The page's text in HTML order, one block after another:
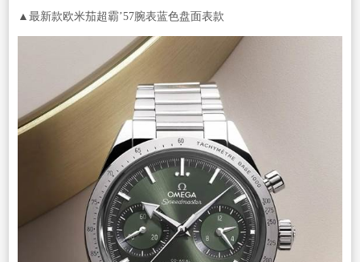
▲最新款欧米茄超霸’57腕表蓝色盘面表款